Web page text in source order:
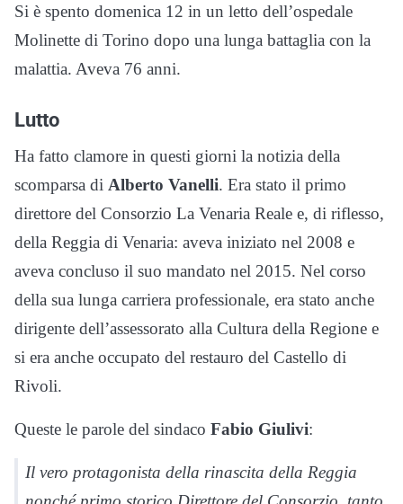
Si è spento domenica 12 in un letto dell’ospedale
Molinette di Torino dopo una lunga battaglia con la
malattia. Aveva 76 anni.
Lutto
Ha fatto clamore in questi giorni la notizia della
scomparsa di Alberto Vanelli. Era stato il primo
direttore del Consorzio La Venaria Reale e, di riflesso,
della Reggia di Venaria: aveva iniziato nel 2008 e
aveva concluso il suo mandato nel 2015. Nel corso
della sua lunga carriera professionale, era stato anche
dirigente dell’assessorato alla Cultura della Regione e
si era anche occupato del restauro del Castello di
Rivoli.
Queste le parole del sindaco Fabio Giulivi:
Il vero protagonista della rinascita della Reggia